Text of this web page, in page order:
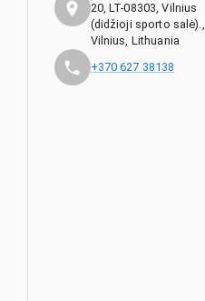
20, LT-08303, Vilnius
(didžioji sporto salė).,
Vilnius, Lithuania
+370 627 38138